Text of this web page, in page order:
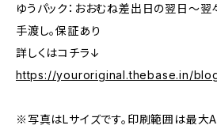
ゆうパック：おおむね差出日の翌日〜翌
手渡し。保証あり
詳しくはコチラ↓
https://youroriginal.thebase.in/
※写真はLサイズです。印刷範囲は最大